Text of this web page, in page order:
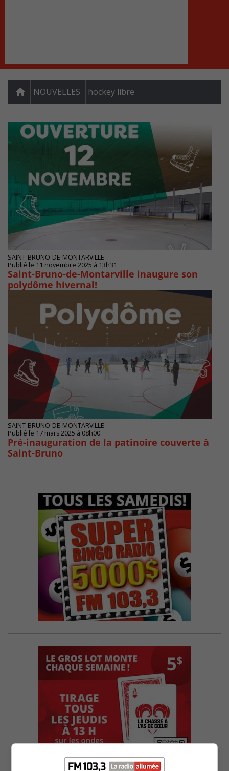
NOUVELLES hockey libre
SAINT-BRUNO-DE-MONTARVILLE
Publié le 11 novembre 2025 à 13h31
Saint-Bruno-de-Montarville inaugure son
polydôme hivernal!
SAINT-BRUNO-DE-MONTARVILLE
Publié le 17 mars 2025 à 08h00
Pré-inauguration de la patinoire couverte à
Saint-Bruno